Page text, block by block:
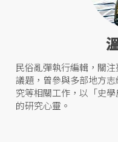
民俗亂彈執行編輯，關
議題，曾參與多部地方
究等相關工作，以「史
的研究心靈。